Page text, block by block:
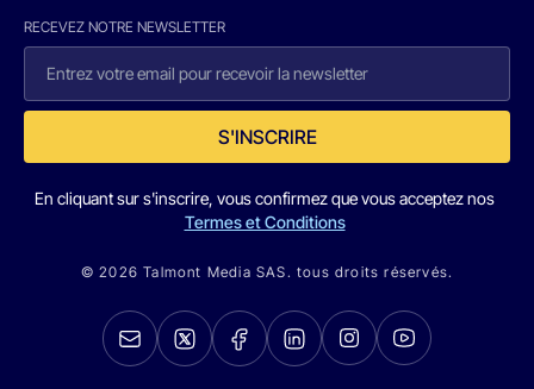
RECEVEZ NOTRE NEWSLETTER
S'INSCRIRE
En cliquant sur s'inscrire, vous confirmez que vous acceptez nos
Termes et Conditions
© 2026 Talmont Media SAS. tous droits réservés.